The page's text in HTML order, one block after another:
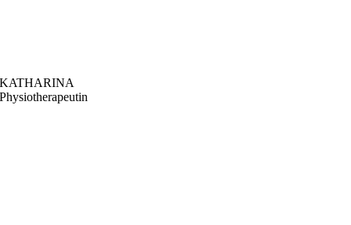
KATHARINA
Physiotherapeutin